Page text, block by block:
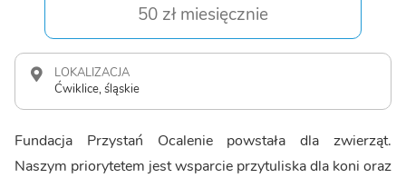
50 zł miesięcznie
LOKALIZACJA
Ćwiklice, śląskie
Fundacja Przystań Ocalenie powstała dla zwierząt.
Naszym priorytetem jest wsparcie przytuliska dla koni oraz